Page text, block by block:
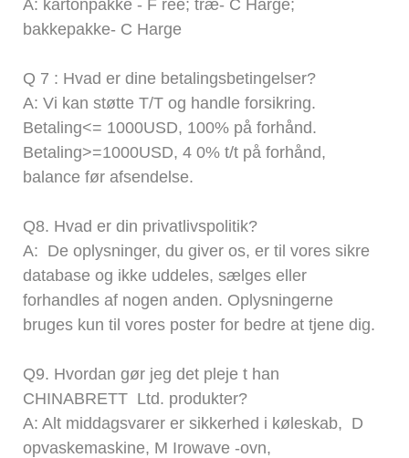
A: kartonpakke - F ree; træ- C Harge;
bakkepakke- C Harge
Q 7 : Hvad er dine betalingsbetingelser?
A: Vi kan støtte T/T og handle forsikring.
Betaling<= 1000USD, 100% på forhånd.
Betaling>=1000USD, 4 0% t/t på forhånd,
balance før afsendelse.
Q8. Hvad er din privatlivspolitik?
A: De oplysninger, du giver os, er til vores sikre
database og ikke uddeles, sælges eller
forhandles af nogen anden. Oplysningerne
bruges kun til vores poster for bedre at tjene dig.
Q9. Hvordan gør jeg det pleje t han
CHINABRETT Ltd. produkter?
A: Alt middagsvarer er sikkerhed i køleskab, D
opvaskemaskine, M Irowave -ovn,